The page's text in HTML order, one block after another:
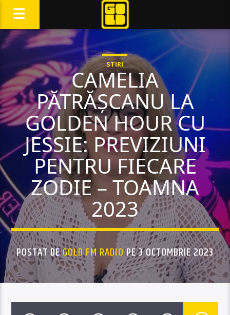
STIRI
CAMELIA
PĂTRĂȘCANU LA
GOLDEN HOUR CU
JESSIE: PREVIZIUNI
PENTRU FIECARE
ZODIE – TOAMNA
2023
POSTAT DEGOLD FM RADIOPE 3 OCTOMBRIE 2023